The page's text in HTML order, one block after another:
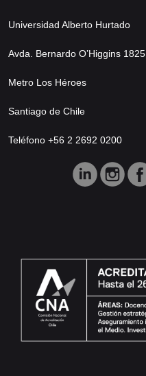
Universidad Alberto Hurtado
Avda. Bernardo O’Higgins 1825
Metro Los Héroes
Santiago de Chile
Teléfono +56 2 2692 0200